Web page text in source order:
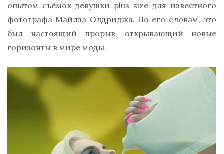
опытом съёмок девушки plus size для известного
фотографа Майлза Олдриджа. По его словам, это
был настоящий прорыв, открывающий новые
горизонты в мире моды.